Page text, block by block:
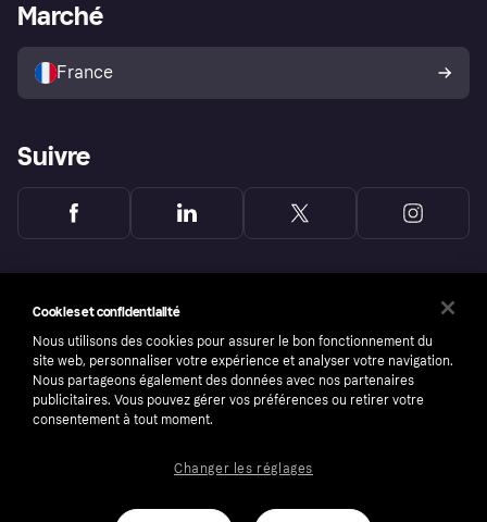
Explorez les magasins
Politique de protection de
l’acheteur Klarna
Portail Marchand
Marché
France
Suivre
number: 556737-0431
Cookies et confidentialité
Nous utilisons des cookies pour assurer le bon fonctionnement du
site web, personnaliser votre expérience et analyser votre navigation.
Nous partageons également des données avec nos partenaires
publicitaires. Vous pouvez gérer vos préférences ou retirer votre
consentement à tout moment.
Changer les réglages